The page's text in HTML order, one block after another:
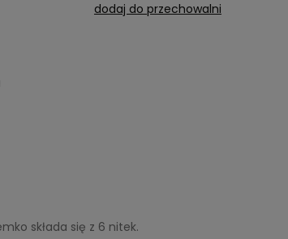
dodaj do przechowalni
składa się z 6 nitek.